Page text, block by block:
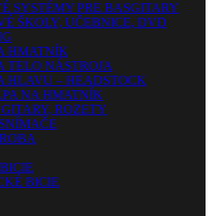
SYSTÉMY PRE BASGITARY
ŠKOLY, UČEBNICE, DVD
HMATNÍK
TELO NÁSTROJA
HLAVU – HEADSTOCK
NA HMATNÍK
ROZETY
BICIE